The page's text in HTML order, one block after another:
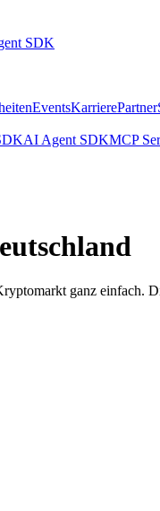
SDK
EventsKarrierePartner
AI Agent SDKMCP
ganz einfach.